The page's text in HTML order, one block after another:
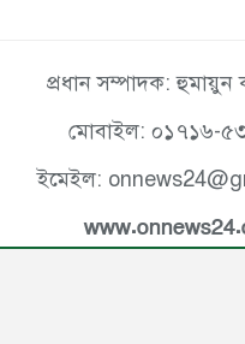
প্রধান সম্পাদক: হুমায়ুন
মোবাইল: ০১৭১৬-
ইমেইল: